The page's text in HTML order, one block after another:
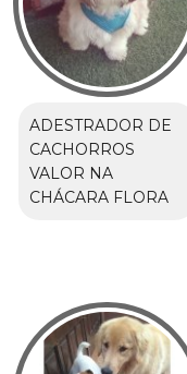
ADESTRADOR DE
CACHORROS
VALOR NA
CHÁCARA FLORA